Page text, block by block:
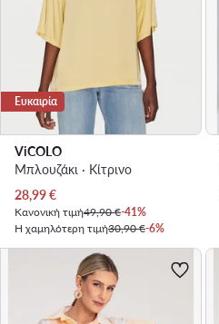
Ευκαιρία
ViCOLO
Μπλουζάκι · Κίτρινο
Τρέχουσα τιμή
28,99€
Κανονική τιμή49,90 €-41%
Η χαμηλότερη τιμή30,90 €-6%